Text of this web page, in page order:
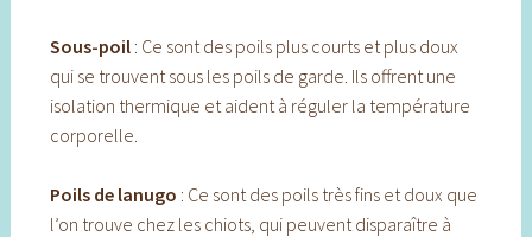
Sous-poil: Ce sont des poils plus courts et plus doux
qui se trouvent sous les poils de garde. Ils offrent une
isolation thermique et aident à réguler la température
corporelle.
Poils de lanugo : Ce sont des poils très fins et doux que
l’on trouve chez les chiots, qui peuvent disparaître à